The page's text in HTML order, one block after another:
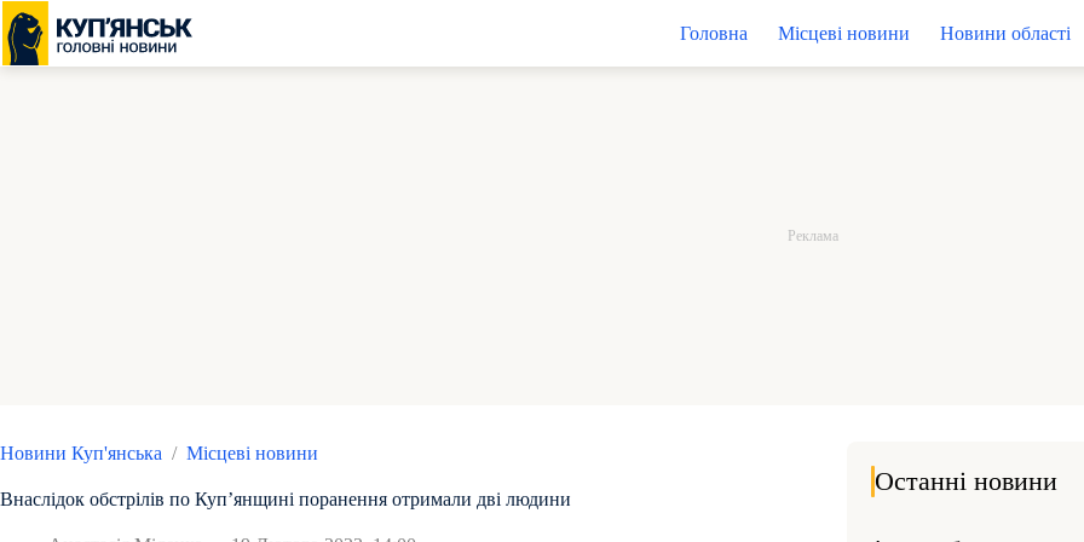
Перейти
до
вмісту
Головна Місцеві новини Новини області
Новини Куп'янська / Місцеві новини
Внаслідок обстрілів по Куп’янщині поранення отримали дві людини
Останні новини